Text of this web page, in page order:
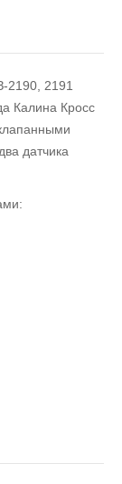
2190, 2191
Калина Кросс
датчика